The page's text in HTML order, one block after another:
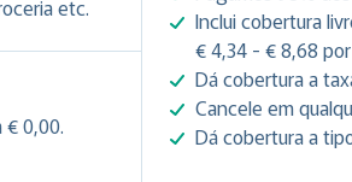
etc.
€ 0,00.
Inclui cobertura
€ 4,34 - € 8,68
Dá cobertura a
Cancele em
Dá cobertura a